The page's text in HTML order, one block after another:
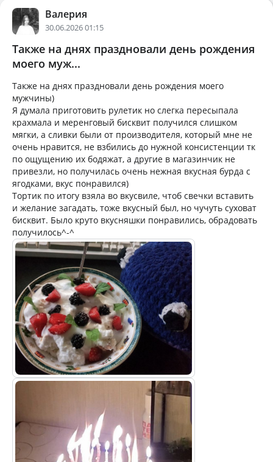
Валерия
30.06.2026 01:15
Также на днях праздновали день рождения
моего муж...
Также на днях праздновали день рождения моего
мужчины)
Я думала приготовить рулетик но слегка пересыпала
крахмала и меренговый бисквит получился слишком
мягки, а сливки были от производителя, который мне не
очень нравится, не взбились до нужной консистенции тк
по ощущению их бодяжат, а другие в магазинчик не
привезли, но получилась очень нежная вкусная бурда с
ягодками, вкус понравился)
Тортик по итогу взяла во вкусвиле, чтоб свечки вставить
и желание загадать, тоже вкусный был, но чучуть суховат
бисквит. Было круто вкусняшки понравились, обрадовать
получилось^-^